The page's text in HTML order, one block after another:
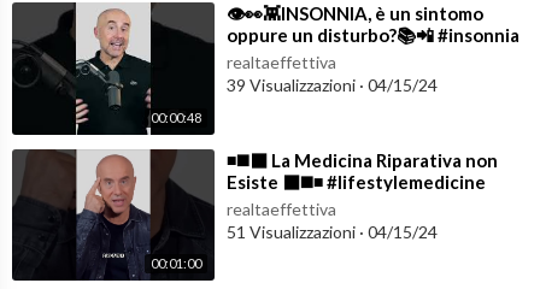
00:00:48
⁣👁️👀👾INSONNIA, è un sintomo
oppure un disturbo?📚📲 #insonnia
#sonno
realtaeffettiva
39 Visualizzazioni · 04/15/24
00:01:00
⁣◾️◼️⬛️ La Medicina Riparativa non
Esiste ⬛️◼️◾️ #lifestylemedicine
realtaeffettiva
51 Visualizzazioni · 04/15/24